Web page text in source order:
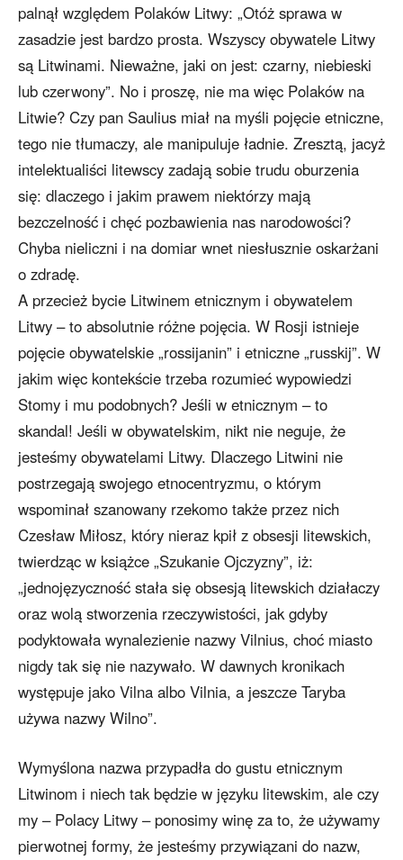
palnął względem Polaków Litwy: „Otóż sprawa w
zasadzie jest bardzo prosta. Wszyscy obywatele Litwy
są Litwinami. Nieważne, jaki on jest: czarny, niebieski
lub czerwony”. No i proszę, nie ma więc Polaków na
Litwie? Czy pan Saulius miał na myśli pojęcie etniczne,
tego nie tłumaczy, ale manipuluje ładnie. Zresztą, jacyż
intelektualiści litewscy zadają sobie trudu oburzenia
się: dlaczego i jakim prawem niektórzy mają
bezczelność i chęć pozbawienia nas narodowości?
Chyba nieliczni i na domiar wnet niesłusznie oskarżani
o zdradę.
A przecież bycie Litwinem etnicznym i obywatelem
Litwy – to absolutnie różne pojęcia. W Rosji istnieje
pojęcie obywatelskie „rossijanin” i etniczne „russkij”. W
jakim więc kontekście trzeba rozumieć wypowiedzi
Stomy i mu podobnych? Jeśli w etnicznym – to
skandal! Jeśli w obywatelskim, nikt nie neguje, że
jesteśmy obywatelami Litwy. Dlaczego Litwini nie
postrzegają swojego etnocentryzmu, o którym
wspominał szanowany rzekomo także przez nich
Czesław Miłosz, który nieraz kpił z obsesji litewskich,
twierdząc w książce „Szukanie Ojczyzny”, iż:
„jednojęzyczność stała się obsesją litewskich działaczy
oraz wolą stworzenia rzeczywistości, jak gdyby
podyktowała wynalezienie nazwy Vilnius, choć miasto
nigdy tak się nie nazywało. W dawnych kronikach
występuje jako Vilna albo Vilnia, a jeszcze Taryba
używa nazwy Wilno”.
Wymyślona nazwa przypadła do gustu etnicznym
Litwinom i niech tak będzie w języku litewskim, ale czy
my – Polacy Litwy – ponosimy winę za to, że używamy
pierwotnej formy, że jesteśmy przywiązani do nazw,